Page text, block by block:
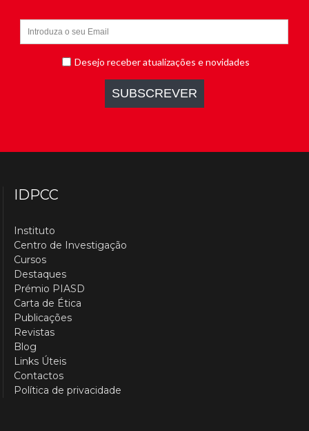
IDPCC
Instituto
Centro de Investigação
Cursos
Destaques
Prémio PIASD
Carta de Ética
Publicações
Revistas
Blog
Links Úteis
Contactos
Política de privacidade